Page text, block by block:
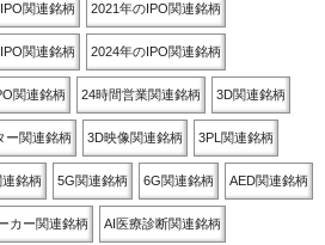
関連銘柄 2021年のIPO関連銘柄
関連銘柄 2024年のIPO関連銘柄
関連銘柄 24時間営業関連銘柄 3D関連銘柄
ー関連銘柄 3D映像関連銘柄 3PL関連銘柄
連銘柄 5G関連銘柄 6G関連銘柄 AED関連銘柄
カー関連銘柄 AI医療診断関連銘柄